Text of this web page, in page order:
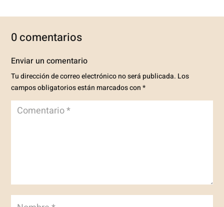
0 comentarios
Enviar un comentario
Tu dirección de correo electrónico no será publicada. Los
campos obligatorios están marcados con*